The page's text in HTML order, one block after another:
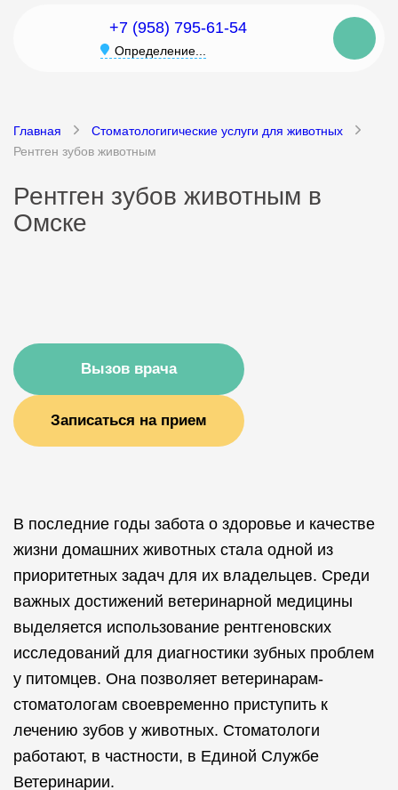
+7 (958) 795-61-54
Определение...
Главная
Стоматологигические услуги для животных
Рентген зубов животным
Рентген зубов животным в
Омске
Вызов врача
Записаться на прием
В последние годы забота о здоровье и качестве
жизни домашних животных стала одной из
приоритетных задач для их владельцев. Среди
важных достижений ветеринарной медицины
выделяется использование рентгеновских
исследований для диагностики зубных проблем
у питомцев. Она позволяет ветеринарам-
стоматологам своевременно приступить к
лечению зубов у животных. Стоматологи
работают, в частности, в Единой Службе
Ветеринарии.